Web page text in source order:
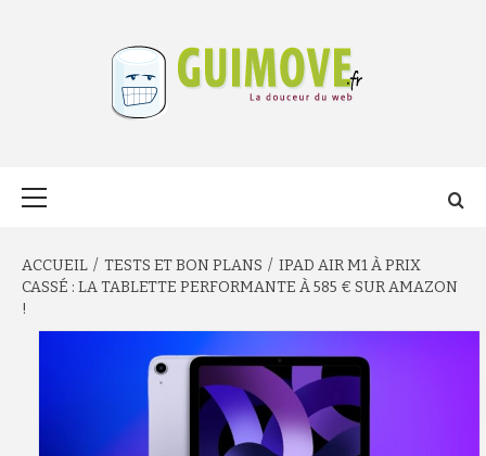
ACCUEIL TESTS ET BON PLANS
IPAD AIR M1 À PRIX
CASSÉ : LA TABLETTE PERFORMANTE À 585 € SUR AMAZON
!